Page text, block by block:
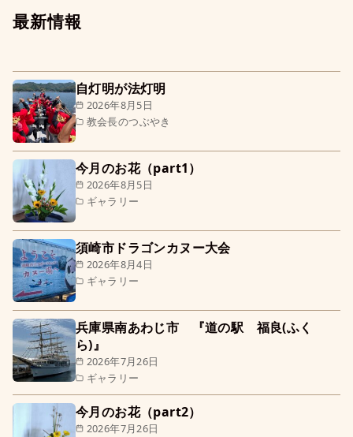
最新情報
2026年8月5日
教会長のつぶやき
自灯明が法灯明
2026年8月5日
ギャラリー
今月のお花（part1）
2026年8月4日
ギャラリー
須崎市ドラゴンカヌー大会
2026年7月26日
ギャラリー
兵庫県南あわじ市 『道の駅 福良(ふく
ら)』
2026年7月26日
今月のお花（part2）